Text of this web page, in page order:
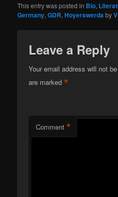
This entry was posted in Bio,
Germany,GDR,Hoyerswerdaby
Leave a Reply
Your email address will not
are marked*
Comment *